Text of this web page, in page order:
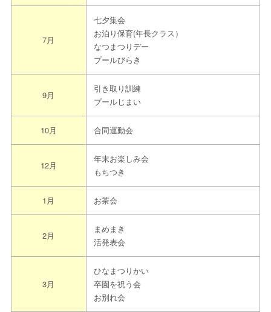
7月
七夕集会
お泊り保育(年長クラス）
なつまつりデー
プールびらき
9月
引き取り訓練
プールじまい
10月 合同運動会
12月
年末お楽しみ会
もちつき
1月 お茶会
2月
まめまき
活発表会
3月
ひなまつりかい
卒園を祝う会
お別れ会